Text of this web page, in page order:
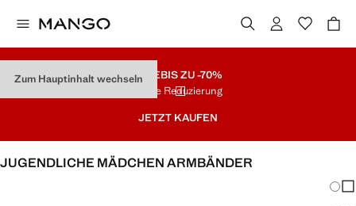
Zum Hauptinhalt wechselnSALEBIS ZU -70%
Letzte Reduzierung
JETZT KAUFEN
JUGENDLICHE MÄDCHEN ARMBÄNDER